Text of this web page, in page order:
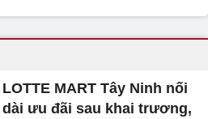
LOTTE MART Tây Ninh nối
dài ưu đãi sau khai trương,